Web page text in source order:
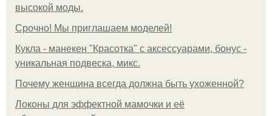
высокой моды.
Срочно! Мы приглашаем моделей!
Кукла - манекен "Красотка" с аксессуарами, бонус -
уникальная подвеска, микс.
Почему женщина всегда должна быть ухоженной?
Локоны для эффектной мамочки и её